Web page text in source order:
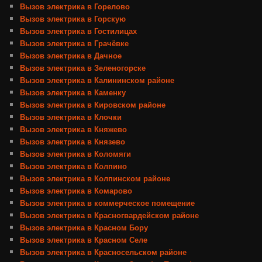
Вызов электрика в Горелово
Вызов электрика в Горскую
Вызов электрика в Гостилицах
Вызов электрика в Грачёвке
Вызов электрика в Дачное
Вызов электрика в Зеленогорске
Вызов электрика в Калининском районе
Вызов электрика в Каменку
Вызов электрика в Кировском районе
Вызов электрика в Клочки
Вызов электрика в Княжево
Вызов электрика в Князево
Вызов электрика в Коломяги
Вызов электрика в Колпино
Вызов электрика в Колпинском районе
Вызов электрика в Комарово
Вызов электрика в коммерческое помещение
Вызов электрика в Красногвардейском районе
Вызов электрика в Красном Бору
Вызов электрика в Красном Селе
Вызов электрика в Красносельском районе